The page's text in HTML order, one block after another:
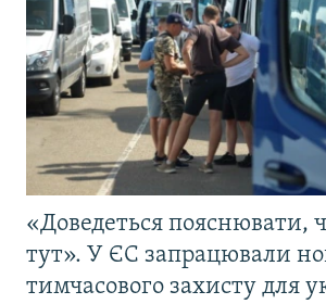
«Доведеться пояснювати,
тут». У ЄС запрацювали
тимчасового захисту для